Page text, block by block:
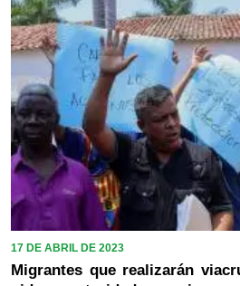
17 DE ABRIL DE 2023
Migrantes que realizarán